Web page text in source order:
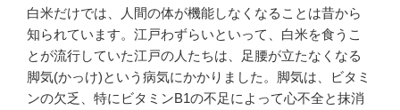
白米だけでは、人間の体が機能しなくなることは昔から
知られています。江戸わずらいといって、白米を食うこ
とが流行していた江戸の人たちは、足腰が立たなくなる
脚気(かっけ)という病気にかかりました。脚気は、ビタミ
ンの欠乏、特にビタミンB1の不足によって心不全と抹消